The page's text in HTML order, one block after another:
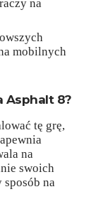
na
mobilnych
Asphalt 8?
tę grę,
na
swoich
na